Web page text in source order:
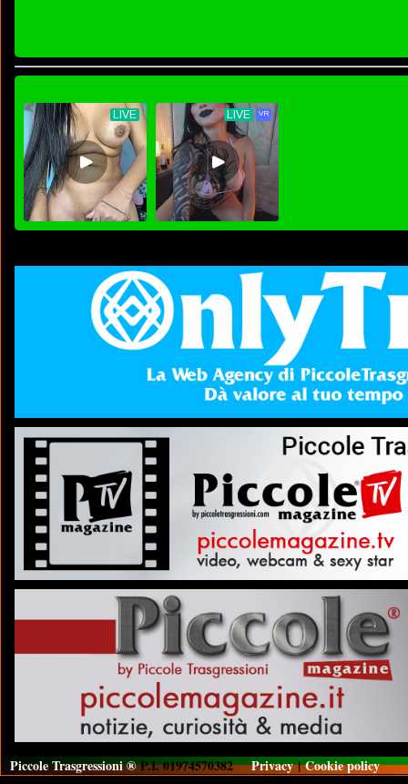
Piccole Trasgressioni ®P.I. 01974570382Privacy|Cookie policy